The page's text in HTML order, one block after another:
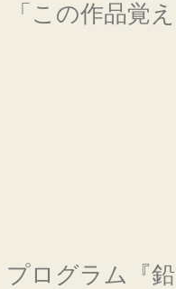
「この作品覚
プログラム『